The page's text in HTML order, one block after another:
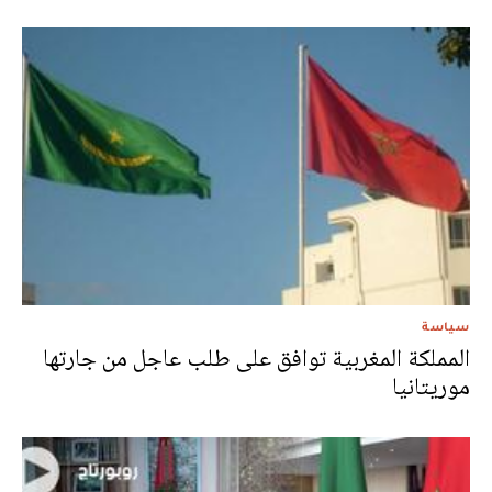
سياسة
المملكة المغربية توافق على طلب عاجل من جارتها
موريتانيا